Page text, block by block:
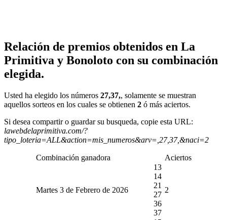
Relación de premios obtenidos en La
Primitiva y Bonoloto con su combinación
elegida.
Usted ha elegido los números 27,37,, solamente se muestran
aquellos sorteos en los cuales se obtienen 2 ó más aciertos.
Si desea compartir o guardar su busqueda, copie esta URL:
lawebdelaprimitiva.com/?
tipo_loteria=ALL&action=mis_numeros&arv=,27,37,&naci=2
Combinación ganadora Aciertos
Martes 3 de Febrero de 2026
13
14
21
27
36
37
2